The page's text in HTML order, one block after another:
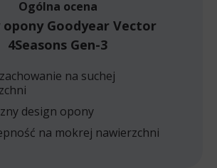
Ogólna ocena
Goodyear Vector
4Seasons Gen-3
na suchej
design opony
na mokrej nawierzchni